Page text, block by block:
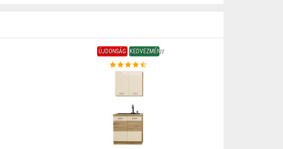
ÚJDONSÁG KEDVEZMÉNY